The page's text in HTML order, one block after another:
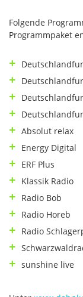
Folgende
Programmpaket
Absolut relax
Energy Digital
ERF Plus
Klassik Radio
Radio Bob
Radio Horeb
Radio
sunshine live